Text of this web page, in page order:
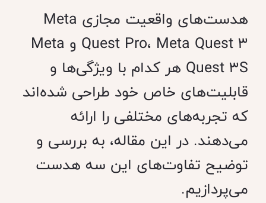
هدست‌های واقعیت مجازی Meta
Quest Pro، Meta Quest 3 و Meta
Quest 3S هر کدام با ویژگی‌ها و
قابلیت‌های خاص خود طراحی شده‌اند
که تجربه‌های مختلفی را ارائه
می‌دهند. در این مقاله، به بررسی و
توضیح تفاوت‌های این سه هدست
می‌پردازیم.